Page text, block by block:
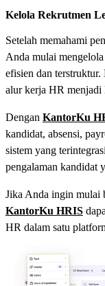
Kelola Rekrutmen
Setelah memahami
Anda mulai
efisien dan terstruktur.
alur kerja HR menjadi
Dengan KantorKu
kandidat, absensi,
sistem yang
pengalaman kandidat
Jika Anda ingin mulai
KantorKu HRIS
HR dalam satu